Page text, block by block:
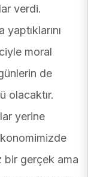
verdi.
moral
de
olacaktır.
yerine
bir gerçek ama